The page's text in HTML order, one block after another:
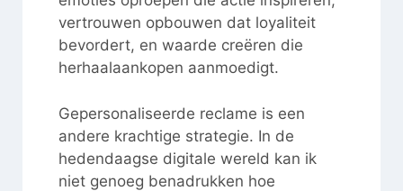
vertrouwen opbouwen dat loyaliteit
bevordert, en waarde creëren die
herhaalaankopen aanmoedigt.
Gepersonaliseerde reclame is een
andere krachtige strategie. In de
hedendaagse digitale wereld kan ik
niet genoeg benadrukken hoe